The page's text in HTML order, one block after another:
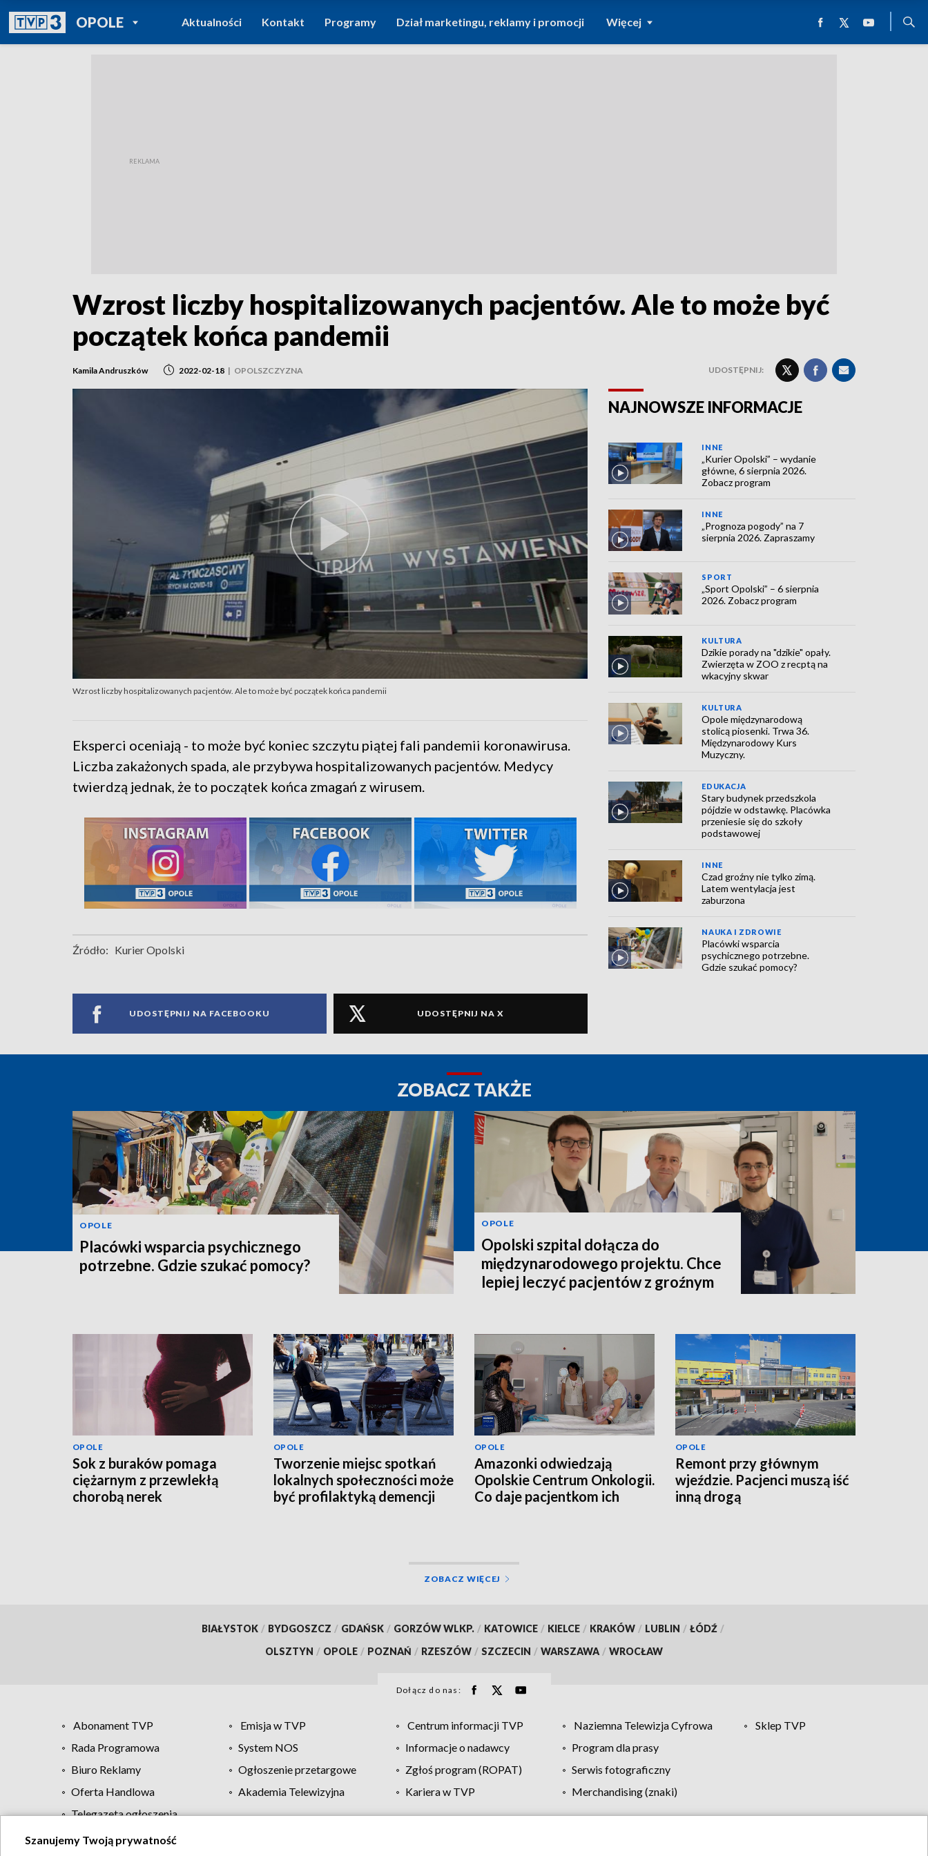
OPOLEPOWRÓT DO
TVP REGIONY
Aktualności Kontakt Programy Dział marketingu, reklamy i promocji Więcej
Wzrost liczby hospitalizowanych pacjentów. Ale to może być
początek końca pandemii
Kamila Andruszków 2022-02-18 | OPOLSZCZYZNA UDOSTĘPNIJ:
Wzrost liczby hospitalizowanych pacjentów. Ale to może być początek końca pandemii
Eksperci oceniają - to może być koniec szczytu piątej fali pandemii koronawirusa.
Liczba zakażonych spada, ale przybywa hospitalizowanych pacjentów. Medycy
twierdzą jednak, że to początek końca zmagań z wirusem.
Źródło: Kurier Opolski
UDOSTĘPNIJ NA FACEBOOKU UDOSTĘPNIJ NA X
NAJNOWSZE INFORMACJE
INNE
„Kurier Opolski” – wydanie
główne, 6 sierpnia 2026.
Zobacz program
INNE
„Prognoza pogody” na 7
sierpnia 2026. Zapraszamy
SPORT
„Sport Opolski” – 6 sierpnia
2026. Zobacz program
KULTURA
Dzikie porady na "dzikie" opały.
Zwierzęta w ZOO z recptą na
wkacyjny skwar
KULTURA
Opole międzynarodową
stolicą piosenki. Trwa 36.
Międzynarodowy Kurs
Muzyczny.
EDUKACJA
Stary budynek przedszkola
pójdzie w odstawkę. Placówka
przeniesie się do szkoły
podstawowej
INNE
Czad groźny nie tylko zimą.
Latem wentylacja jest
zaburzona
NAUKA I ZDROWIE
Placówki wsparcia
psychicznego potrzebne.
Gdzie szukać pomocy?
ZOBACZ TAKŻE
OPOLE
Placówki wsparcia psychicznego
potrzebne. Gdzie szukać pomocy?
OPOLE
Opolski szpital dołącza do
międzynarodowego projektu. Chce
lepiej leczyć pacjentów z groźnym
OPOLE
Sok z buraków pomaga
ciężarnym z przewlekłą
chorobą nerek
OPOLE
Tworzenie miejsc spotkań
lokalnych społeczności może
być profilaktyką demencji
OPOLE
Amazonki odwiedzają
Opolskie Centrum Onkologii.
Co daje pacjentkom ich
OPOLE
Remont przy głównym
wjeździe. Pacjenci muszą iść
inną drogą
ZOBACZ WIĘCEJ
BIAŁYSTOK / BYDGOSZCZ / GDAŃSK / GORZÓW WLKP. / KATOWICE / KIELCE / KRAKÓW / LUBLIN / ŁÓDŹ /
OLSZTYN / OPOLE / POZNAŃ / RZESZÓW / SZCZECIN / WARSZAWA / WROCŁAW
Dołącz do nas:
Abonament TVP Emisja w TVP Centrum informacji TVP Naziemna Telewizja Cyfrowa
Sklep TVP
Rada Programowa
System NOS Informacje o nadawcy
Program dla prasy
Biuro Reklamy
Ogłoszenie przetargowe Zgłoś program (ROPAT)
Serwis fotograficzny
Oferta Handlowa
Akademia Telewizyjna Kariera w TVP
Merchandising (znaki)
Telegazeta ogłoszenia
Szanujemy Twoją prywatność